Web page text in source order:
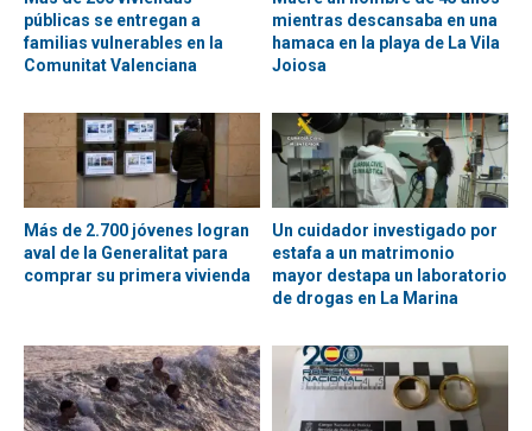
públicas se entregan a
familias vulnerables en la
Comunitat Valenciana
mientras descansaba en una
hamaca en la playa de La Vila
Joiosa
Más de 2.700 jóvenes logran
aval de la Generalitat para
comprar su primera vivienda
Un cuidador investigado por
estafa a un matrimonio
mayor destapa un laboratorio
de drogas en La Marina